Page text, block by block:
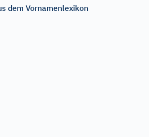
dem Vornamenlexikon